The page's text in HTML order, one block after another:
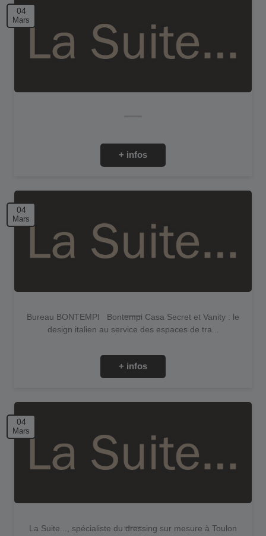
04
Mars
+ infos
04
Mars
Bureau BONTEMPI Bontempi Casa Secret et Vanity : le
design italien au service des espaces de tra...
+ infos
04
Mars
La Suite..., spécialiste du dressing sur mesure à Toulon